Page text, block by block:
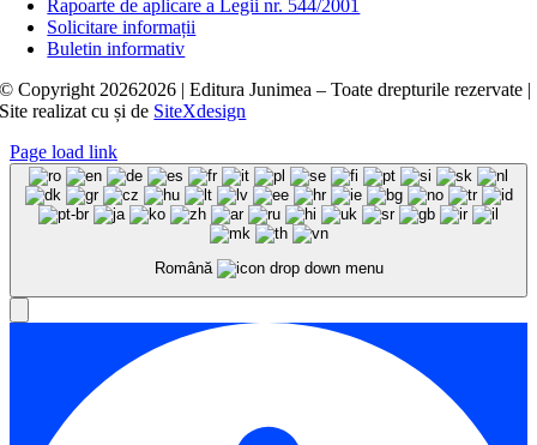
Rapoarte de aplicare a Legii nr. 544/2001
Solicitare informații
Buletin informativ
© Copyright 20262026 | Editura Junimea – Toate drepturile rezervate |
Site realizat cușide SiteXdesign
Page load link
Română